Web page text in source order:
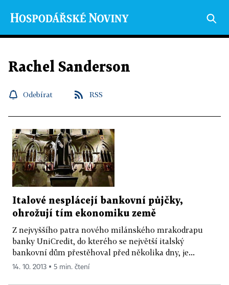
Rachel Sanderson
Odebírat RSS
Italové nesplácejí bankovní půjčky,
ohrožují tím ekonomiku země
Z nejvyššího patra nového milánského mrakodrapu
banky UniCredit, do kterého se největší italský
bankovní dům přestěhoval před několika dny, je...
14. 10. 2013 ▪ 5 min. čtení